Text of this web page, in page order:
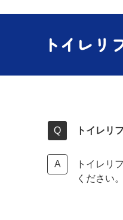
トイレリ
トイレリ
トイレリ
ください。